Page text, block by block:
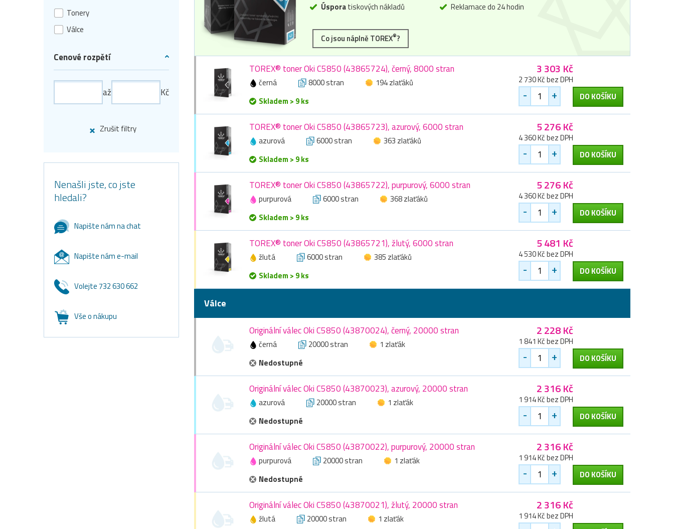
Tonery
Válce
Cenové rozpětí
až Kč
Zrušit filtry
Nenašli jste, co jste
hledali?
Napište nám na chat
Napište nám e-mail
Volejte 732 630 662
Vše o nákupu
Úsporatiskových nákladů
Reklamace do 24 hodin
Co jsou náplně TOREX®?
TOREX® toner Oki C5850 (43865724), černý, 8000 stran
černá 8000 stran
194 zlaťáků
Skladem > 9 ks
3 303 Kč
2 730 Kč bez DPH
- + DO KOŠÍKU
TOREX® toner Oki C5850 (43865723), azurový, 6000 stran
azurová 6000 stran
363 zlaťáků
Skladem > 9 ks
5 276 Kč
4 360 Kč bez DPH
- + DO KOŠÍKU
TOREX® toner Oki C5850 (43865722), purpurový, 6000 stran
purpurová 6000 stran
368 zlaťáků
Skladem > 9 ks
5 276 Kč
4 360 Kč bez DPH
- + DO KOŠÍKU
TOREX® toner Oki C5850 (43865721), žlutý, 6000 stran
žlutá 6000 stran
385 zlaťáků
Skladem > 9 ks
5 481 Kč
4 530 Kč bez DPH
- + DO KOŠÍKU
Válce
Originální válec Oki C5850 (43870024), černý, 20000 stran
černá 20000 stran
1 zlaťák
Nedostupné
2 228 Kč
1 841 Kč bez DPH
- + DO KOŠÍKU
Originální válec Oki C5850 (43870023), azurový, 20000 stran
azurová 20000 stran
1 zlaťák
Nedostupné
2 316 Kč
1 914 Kč bez DPH
- + DO KOŠÍKU
Originální válec Oki C5850 (43870022), purpurový, 20000 stran
purpurová 20000 stran
1 zlaťák
Nedostupné
2 316 Kč
1 914 Kč bez DPH
- + DO KOŠÍKU
Originální válec Oki C5850 (43870021), žlutý, 20000 stran
žlutá 20000 stran
1 zlaťák
2 316 Kč
1 914 Kč bez DPH